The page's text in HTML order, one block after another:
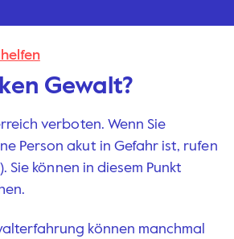
Gewalt?
verboten. Wenn Sie
Person akut in Gefahr ist, rufen
). Sie können in diesem Punkt
können manchmal